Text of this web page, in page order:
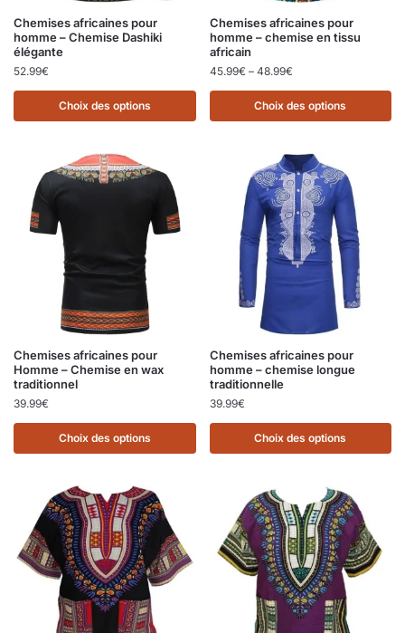
Chemises africaines pour
homme – Chemise Dashiki
élégante
52.99€
Choix des options
Chemises africaines pour
homme – chemise en tissu
africain
45.99€ – 48.99€
Choix des options
Chemises africaines pour
Homme – Chemise en wax
traditionnel
39.99€
Choix des options
Chemises africaines pour
homme – chemise longue
traditionnelle
39.99€
Choix des options